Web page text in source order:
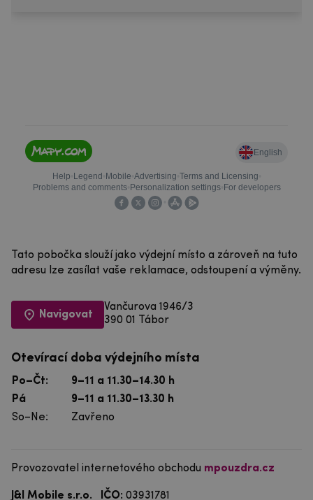
Tato pobočka slouží jako výdejní místo a zároveň na tuto
adresu lze zasílat vaše reklamace, odstoupení a výměny.
Navigovat
Vančurova 1946/3
390 01 Tábor
Otevírací doba výdejního místa
Po–Čt:
9–11 a 11.30–14.30 h
Pá
9–11 a 11.30–13.30 h
So–Ne:
Zavřeno
Provozovatel internetového obchodu mpouzdra.cz
J&I Mobile s.r.o.
IČO: 03931781